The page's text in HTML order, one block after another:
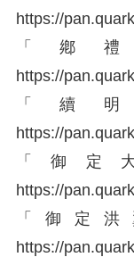
https://
「鄕
https://
「續
https://
「御定
https://
「御定
https://